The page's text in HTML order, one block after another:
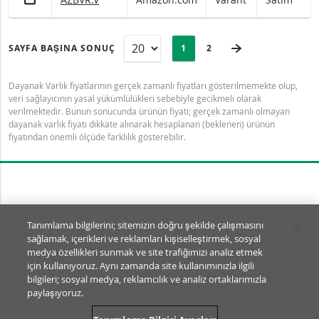
SAYFA BAŞINA SONUÇ
SAYFA
Selected:
PAGE
1 SON SAYFA
2
Dayanak Varlık fiyatlarının gerçek zamanlı fiyatları gösterilmemekte olup,
veri sağlayıcının yasal yükümlülükleri sebebiyle gecikmeli olarak
verilmektedir. Bunun sonucunda ürünün fiyatı; gerçek zamanlı olmayan
dayanak varlık fiyatı dikkate alınarak hesaplanan (beklenen) ürünün
fiyatından önemli ölçüde farklılık gösterebilir.
Tanımlama Bilgisi Ayarları
© BNP Paribas Markets 2026
SSSKullanım Şartları
Yasal Dokümanlar ve AçıklamalarGizlilik
Tanımlama bilgilerini; sitemizin doğru şekilde çalışmasını
sağlamak, içerikleri ve reklamları kişiselleştirmek, sosyal
medya özellikleri sunmak ve site trafiğimizi analiz etmek
için kullanıyoruz. Aynı zamanda site kullanımınızla ilgili
bilgileri; sosyal medya, reklamcılık ve analiz ortaklarımızla
paylaşıyoruz.